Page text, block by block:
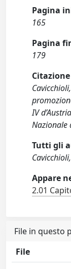
Pagina
165
Pagina
179
Citazione
IV
Nazionale
Tutti gli
Appare
2.01
File in questo
File